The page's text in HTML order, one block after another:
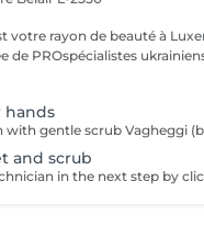
votre rayon de beauté à
de PROspécialistes
hands
and scrub